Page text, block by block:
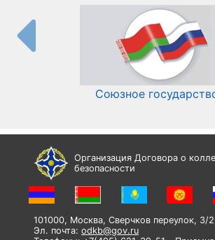
Союзное
Организация Договора о
безопасности
101000, Москва, Сверчков переулок, 3/
Эл. почта: odkb@gov.ru